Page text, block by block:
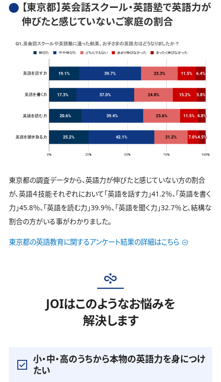
【東京都】英会話スクール・英語塾で英語力が
伸びたと感じていないご家庭の割合
東京都の調査データから、英語力が伸びたと感じていない方の割合
が、英語４技能それぞれにおいて「英語を話す力」41.2％、「英語を書く
力」45.8％、「英語を読む力」39.9％、「英語を聞く力」32.7％と、結構な
割合の方がいる事がわかりました。
東京都の英語教育に関するアンケート結果の詳細はこちら
JOIはこのようなお悩みを
解決します
小・中・高のうちから本物の英語力を身につけ
たい